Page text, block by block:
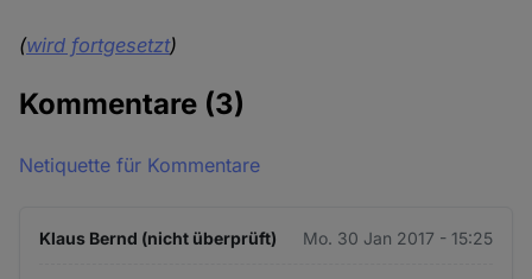
(wird fortgesetzt)
Kommentare (3)
Netiquette für Kommentare
Klaus Bernd (nicht überprüft) Mo. 30 Jan 2017 - 15:25